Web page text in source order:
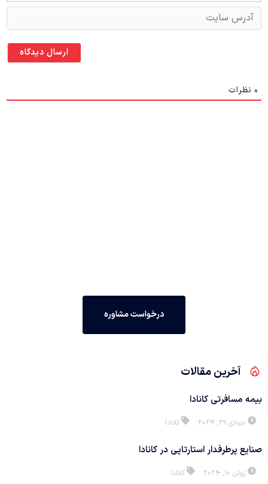
0 نظرات
درخواست مشاوره
آخرین مقالات
بیمه مسافرتی کانادا
جولای 29, 2024 کانادا
صنایع پرطرفدار استارتاپی در کانادا
ژوئن 10, 2024 کانادا